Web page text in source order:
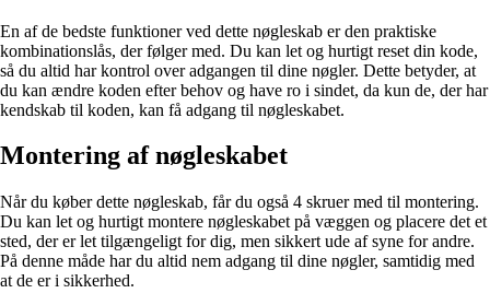
En af de bedste funktioner ved dette nøgleskab er den praktiske
kombinationslås, der følger med. Du kan let og hurtigt reset din kode,
så du altid har kontrol over adgangen til dine nøgler. Dette betyder, at
du kan ændre koden efter behov og have ro i sindet, da kun de, der har
kendskab til koden, kan få adgang til nøgleskabet.
Montering af nøgleskabet
Når du køber dette nøgleskab, får du også 4 skruer med til montering.
Du kan let og hurtigt montere nøgleskabet på væggen og placere det et
sted, der er let tilgængeligt for dig, men sikkert ude af syne for andre.
På denne måde har du altid nem adgang til dine nøgler, samtidig med
at de er i sikkerhed.